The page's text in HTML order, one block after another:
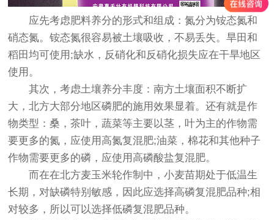
应先考虑肥料养分的形式和组成：氮分为铵态氮和
硝态氮。铵态氮很容易被土壤吸收，不易丢失。旱田和
稻田均可使用;缺水，反硝化和反硝化损失应在干旱地区
使用。
其次，考虑土壤养分丰度：南方土壤面积不断扩
大，北方大部分地区磷肥的施用效果显着。还有就是作
物类型：桑，茶叶，蔬菜等主要以茎，叶为主的作物需
要更多的氮，应使用高氮复混肥;油菜，棉花和其他种子
作物需要更多的磷，应使用高磷酸盐复混肥。
而在在北方麦玉米轮作制中，小麦苗期处于低温生
长期，对缺磷特别敏感，因此应选择高磷复混肥品种;相
对较多，所以可以选择低磷复混肥品种。